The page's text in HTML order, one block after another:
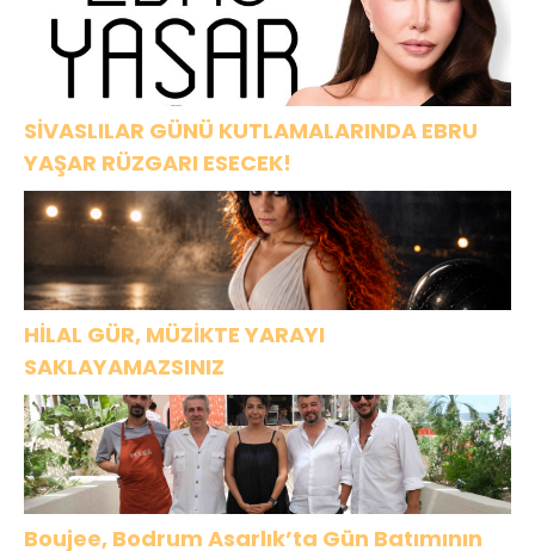
SİVASLILAR GÜNÜ KUTLAMALARINDA EBRU
YAŞAR RÜZGARI ESECEK!
HİLAL GÜR, MÜZİKTE YARAYI
SAKLAYAMAZSINIZ
Boujee, Bodrum Asarlık’ta Gün Batımının